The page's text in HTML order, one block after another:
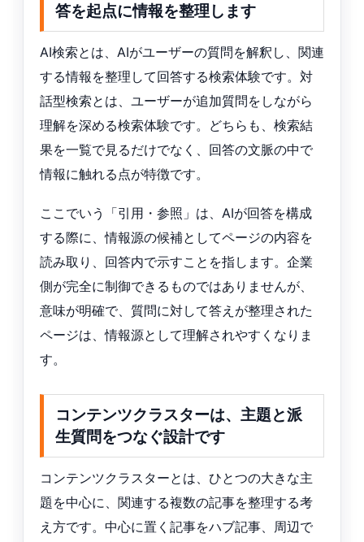
答を起点に情報を整理します
AI検索とは、AIがユーザーの質問を解釈し、関連
する情報を整理して回答する検索体験です。対
話型検索とは、ユーザーが追加質問をしながら
理解を深める検索体験です。どちらも、検索結
果を一覧で見るだけでなく、回答の文脈の中で
情報に触れる点が特徴です。
ここでいう「引用・参照」は、AIが回答を構成
する際に、情報源の候補としてページの内容を
読み取り、回答内で示すことを指します。企業
側が完全に制御できるものではありませんが、
意味が明確で、質問に対して答えが整理された
ページは、情報源として理解されやすくなりま
す。
コンテンツクラスターは、主題と派
生質問をつなぐ設計です
コンテンツクラスターとは、ひとつの大きな主
題を中心に、関連する複数の記事を整理する考
え方です。中心に置く記事をハブ記事、周辺で